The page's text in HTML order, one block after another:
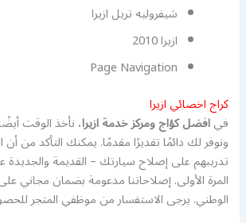
شيفروليه تريل ازيرا
ازيرا 2010
Page Navigation
كراج اخصائي ازيرا
فيافضل كؤاج ومركز خدمة ازيرا، نأخذ الوقت
ونوفر لك دائمًا تقديرًا مقدمًا. يمكنك التأكد من أن
تدريبهم على إصلاح سيارتك – القديمة
المرة الأولى. إصلاحاتنا مدعومة بضمان مجاني
الوطني. يرجى الاستفسار من موظفي المتجر